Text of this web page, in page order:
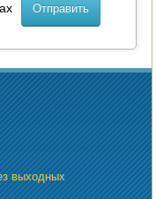
выходных